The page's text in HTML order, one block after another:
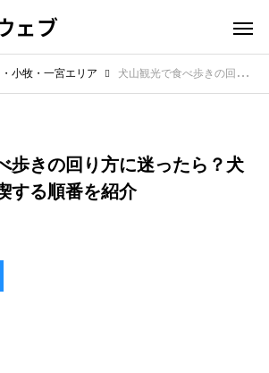
ェブ
小牧・一宮エリア 犬山観光で食べ歩きの回り方に迷ったら？犬山城下町を満喫する順番を紹介
歩きの回り方に迷ったら？犬
する順番を紹介